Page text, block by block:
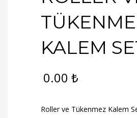
KALEM
0.00 ₺
Roller ve Tükenmez Kalem